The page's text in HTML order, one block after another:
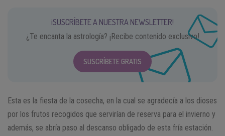
¡SUSCRÍBETE A NUESTRA NEWSLETTER!
¿Te encanta la astrología? ¡Recibe contenido exclusivo!
SUSCRÍBETE GRATIS
Esta es la fiesta de la cosecha, en la cual se agradecía a los dioses
por los frutos recogidos que servirían de reserva para el invierno y
además, se abría paso al descanso obligado de esta fría estación.